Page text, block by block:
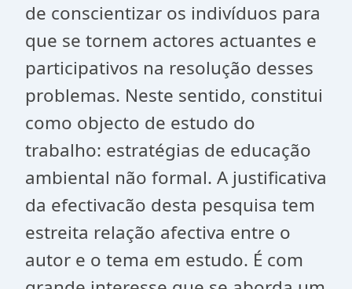
de conscientizar os indivíduos para
que se tornem actores actuantes e
participativos na resolução desses
problemas. Neste sentido, constitui
como objecto de estudo do
trabalho: estratégias de educação
ambiental não formal. A justificativa
da efectivacão desta pesquisa tem
estreita relação afectiva entre o
autor e o tema em estudo. É com